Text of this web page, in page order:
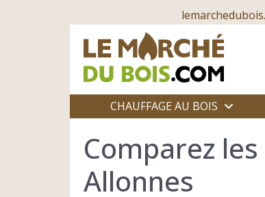
CHAUFFAGE AU BOIS
Comparez
Allonnes